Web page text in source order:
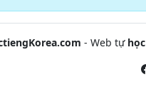
tiếng hàn trong giáo
vựng tiếng hàn trong giáo
- Web tự